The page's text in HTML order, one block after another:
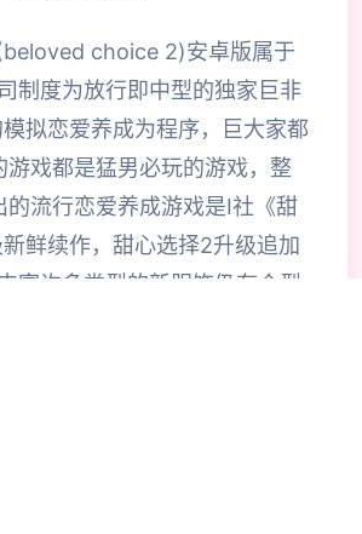
choice 2)安卓版属于
制度为放行即中型的独家巨非
拟恋爱养成为程序，巨大家都
游戏都是猛男必玩的游戏，整
的流行恋爱养成游戏是I社《甜
鲜续作，甜心选择2升级追加
富许多类型的新服饰仍有个型